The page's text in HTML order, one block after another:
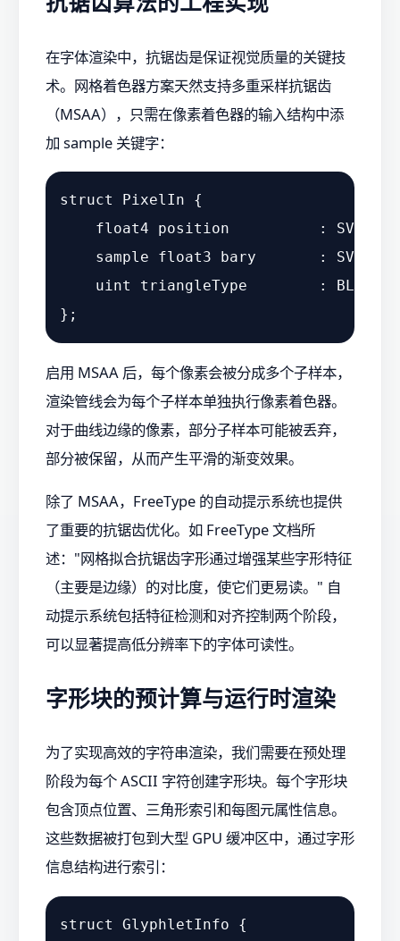
在字体渲染中，抗锯齿是保证视觉质量的关键技
术。网格着色器方案天然支持多重采样抗锯齿
（MSAA），只需在像素着色器的输入结构中添
加 sample 关键字：
struct PixelIn {
float4 position          :
sample float3 bary       :
uint triangleType        :
启用 MSAA 后，每个像素会被分成多个子样本，
渲染管线会为每个子样本单独执行像素着色器。
对于曲线边缘的像素，部分子样本可能被丢弃，
部分被保留，从而产生平滑的渐变效果。
除了 MSAA，FreeType 的自动提示系统也提供
了重要的抗锯齿优化。如 FreeType 文档所
述："网格拟合抗锯齿字形通过增强某些字形特征
（主要是边缘）的对比度，使它们更易读。" 自
动提示系统包括特征检测和对齐控制两个阶段，
可以显著提高低分辨率下的字体可读性。
字形块的预计算与运行时渲染
为了实现高效的字符串渲染，我们需要在预处理
阶段为每个 ASCII 字符创建字形块。每个字形块
包含顶点位置、三角形索引和每图元属性信息。
这些数据被打包到大型 GPU 缓冲区中，通过字形
信息结构进行索引：
struct GlyphletInfo {